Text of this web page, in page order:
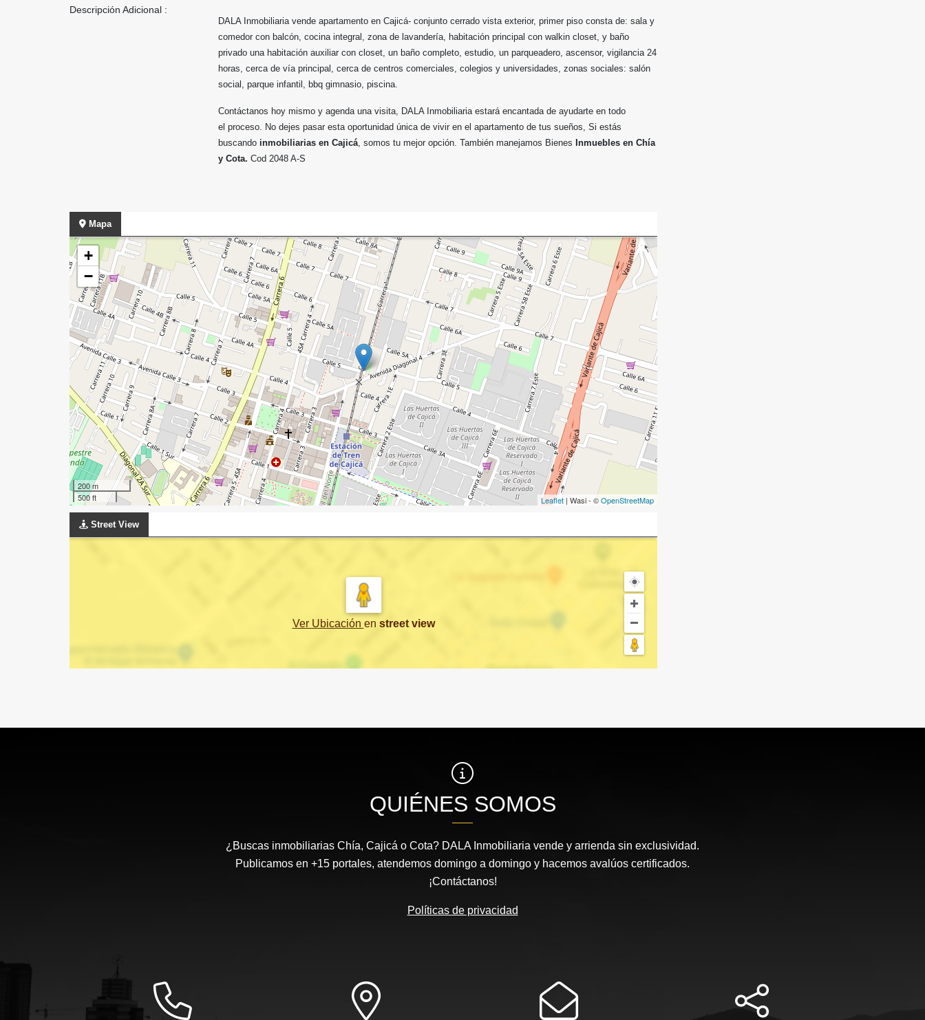
Descripción Adicional :
DALA Inmobiliaria vende apartamento en Cajicá- conjunto cerrado vista exterior, primer piso consta de: sala y
comedor con balcón, cocina integral, zona de lavandería, habitación principal con walkin closet, y baño
privado una habitación auxiliar con closet, un baño completo, estudio, un parqueadero, ascensor, vigilancia 24
horas, cerca de vía principal, cerca de centros comerciales, colegios y universidades, zonas sociales: salón
social, parque infantil, bbq gimnasio, piscina.
Contáctanos hoy mismo y agenda una visita, DALA Inmobiliaria estará encantada de ayudarte en todo
el proceso. No dejes pasar esta oportunidad única de vivir en el apartamento de tus sueños, Si estás
buscando inmobiliarias en Cajicá , somos tu mejor opción. También manejamos Bienes Inmuebles en Chía
y Cota. Cod 2048 A-S
Mapa
+
−
200 m
500 ft
Leaflet | Wasi - ©OpenStreetMap
Street View
Ver Ubicación en street view
QUIÉNES SOMOS
¿Buscas inmobiliarias Chía, Cajicá o Cota? DALA Inmobiliaria vende y arrienda sin exclusividad.
Publicamos en +15 portales, atendemos domingo a domingo y hacemos avalúos certificados.
¡Contáctanos!
Políticas de privacidad